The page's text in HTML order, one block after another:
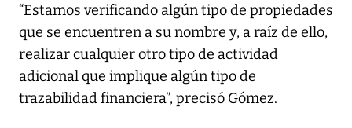
“Estamos verificando algún tipo de propiedades
que se encuentren a su nombre y, a raíz de ello,
realizar cualquier otro tipo de actividad
adicional que implique algún tipo de
trazabilidad financiera”, precisó Gómez.